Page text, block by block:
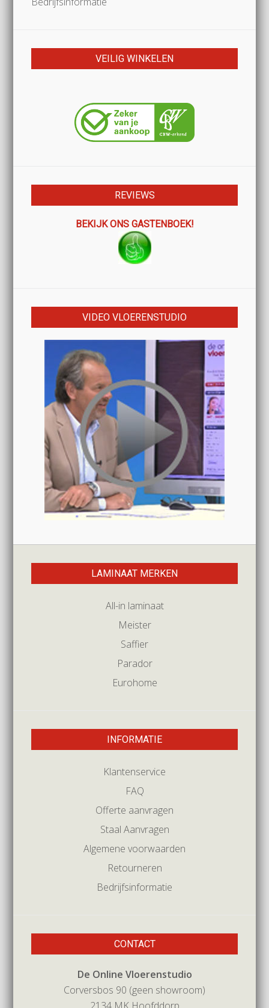
VEILIG WINKELEN
REVIEWS
BEKIJK ONS GASTENBOEK!
VIDEO VLOERENSTUDIO
LAMINAAT MERKEN
All-in laminaat
Meister
Saffier
Parador
Eurohome
INFORMATIE
Klantenservice
FAQ
Offerte aanvragen
Staal Aanvragen
Algemene voorwaarden
Retourneren
Bedrijfsinformatie
CONTACT
De Online Vloerenstudio
Corversbos 90 (geen showroom)